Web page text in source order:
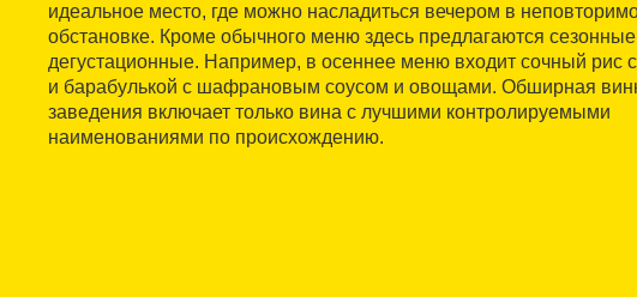
идеальное место, где можно насладиться вечером в
обстановке. Кроме обычного меню здесь предлагаются сезонные
дегустационные. Например, в осеннее меню входит сочный рис
и барабулькой с шафрановым соусом и овощами. Обширная
заведения включает только вина с лучшими контролируемыми
наименованиями по происхождению.